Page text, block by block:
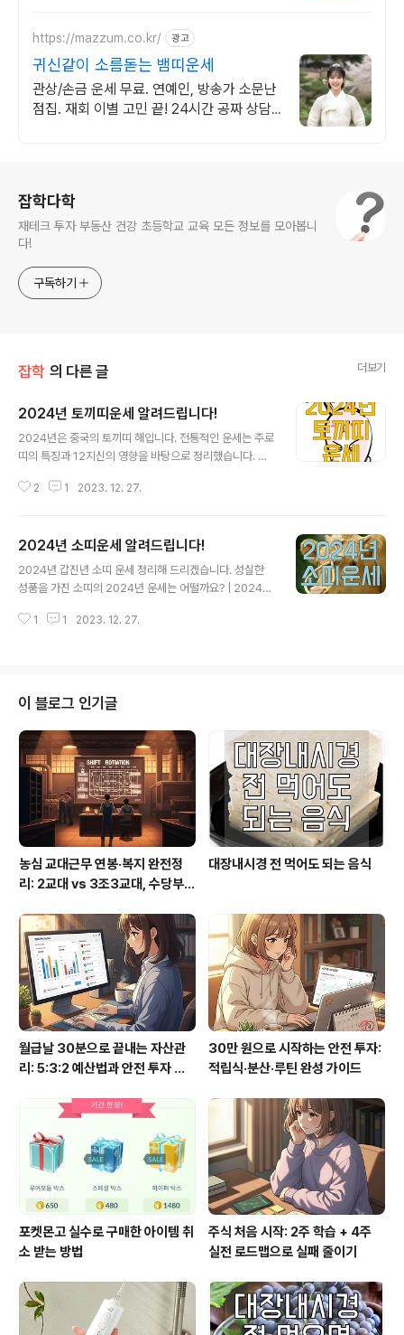
https://mazzum.co.kr/ 광고
귀신같이 소름돋는 뱀띠운세
관상/손금 운세 무료. 연예인, 방송가 소문난
점집. 재회 이별 고민 끝! 24시간 공짜 상담,
잡학다학
재테크 투자 부동산 건강 초등학교 교육 모든 정보를 모아봅니
다!
구독하기
잡학 의 다른 글 더보기
2024년 토끼띠운세 알려드립니다!
2024년은 중국의 토끼띠 해입니다. 전통적인 운세는 주로
띠의 특징과 12지신의 영향을 바탕으로 정리했습니다. 토
여기서는 전통적인 운세의 개요를 알려드리겠습니다. | 20
대한 중요성이 부각될 수 있습니다. 가족과의 조화로운 관
계를 유지하는 데 주력할 수 있습니다. 긍정적인 변화 : 새
로운 시작이나 긍정적인 변화에 개방적일 수 있게 됩니다.
있습니다. 안정과 평온 : 토끼띠는 안정을 추구하며 평온한
2 1 2023. 12. 27.
2024년 소띠운세 알려드립니다!
2024년 갑진년 소띠 운세 정리해 드리겠습니다. 성실한
성품을 가진 소띠의 2024년 운세는 어떨까요? | 2024년
에 빠질수 있습니다. 좀 더 구체적으로 이야기 하자면 기운
때 무리하게 하지 않도록 주의 바랍니다. 또한 본인의 가치
관에 대해 내적 변화가 자주 일어나게 되니 자신이 한층 더
성장한다는 생각을 가지고 조급해하시지 말길 바랍니다. |
소띠 재물운 아무래도 한국 사람들은 재물운을 가장 궁금
해하고 있죠. 2024년 소띠 재물운을 알려드리겠습니다. 2
024년에는 본인이 아무..
1 1 2023. 12. 27.
이 블로그 인기글
농심 교대근무 연봉·복지 완전정
리: 2교대 vs 3조3교대, 수당부터
대장내시경 전 먹어도 되는 음식
월급날 30분으로 끝내는 자산관
리: 5:3:2 예산법과 안전 투자 루
30만 원으로 시작하는 안전 투자:
적립식·분산·루틴 완성 가이드
포켓몬고 실수로 구매한 아이템 취
소 받는 방법
주식 처음 시작: 2주 학습 + 4주
실전 로드맵으로 실패 줄이기